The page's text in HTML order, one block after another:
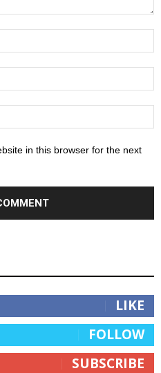
in this browser for the next
LIKE
FOLLOW
SUBSCRIBE